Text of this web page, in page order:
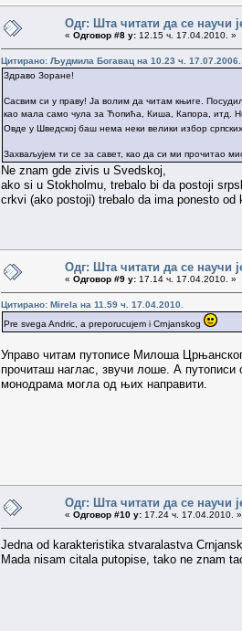
Одг: Шта читати да се научи
« Одговор #8 у: 12.15 ч. 17.04.2010. »
Цитирано: Људмила Богавац на 10.23 ч. 17.07.2006.
Здраво Зоране!
Сасвим си у праву! Ја волим да читам књиге.
као мала само чула за Ћопића, Киша, Капора, итд.
Овде у Шведској баш нема неки велики избор
Захваљујем ти се за савет, као да си ми прочитао
Ne znam gde zivis u Svedskoj,
ako si u Stokholmu, trebalo bi da postoji
crkvi (ako postoji) trebalo da ima ponesto od
Одг: Шта читати да се научи
« Одговор #9 у: 17.14 ч. 17.04.2010. »
Цитирано: Mirela на 11.59 ч. 17.04.2010.
Pre svega Andric, a preporucujem i Crnjanskog
Управо читам путописе Милоша
прочиташ наглас, звучи лоше. А путописи
монодрама могла од њих направити.
Одг: Шта читати да се научи
« Одговор #10 у: 17.24 ч. 17.04.2010. »
Jedna od karakteristika stvaralastva
Mada nisam citala putopise, tako ne znam